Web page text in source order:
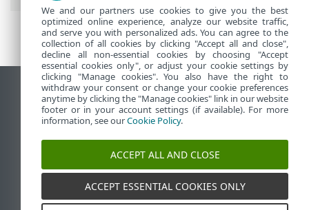
Afficher le site pour ordinateur de bureau
End of Life
Base de connaissances ESET
Forum ESET
ESET Status Portal
Assistance régionale
We and our partners use cookies to give you the best
optimized online experience, analyze our website traffic,
and serve you with personalized ads. You can agree to the
collection of all cookies by clicking "Accept all and close",
decline all non-essential cookies by choosing "Accept
essential cookies only", or adjust your cookie settings by
clicking "Manage cookies". You also have the right to
withdraw your consent or change your cookie preferences
anytime by clicking the "Manage cookies" link in our website
footer or in your account settings (if available). For more
information, see ourCookie Policy.
ACCEPT ALL AND CLOSE
ACCEPT ESSENTIAL COOKIES ONLY